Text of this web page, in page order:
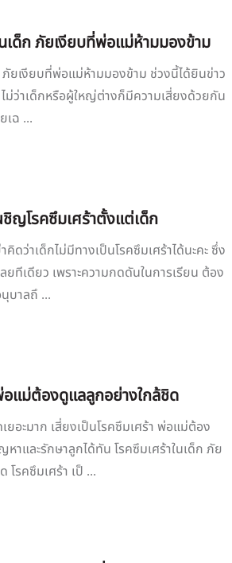
เด็ก ภัยเงียบที่พ่อแม่ห้ามมองข้าม
ยเงียบที่พ่อแม่ห้ามมองข้าม ช่วงนี้ได้ยินข่าว
ม่ว่าเด็กหรือผู้ใหญ่ต่างก็มีความเสี่ยงด้วยกัน
เฉ ...
ญโรคซึมเศร้าตั้งแต่เด็ก
ดว่าเด็กไม่มีทางเป็นโรคซึมเศร้าได้นะคะ ซึ่ง
ทีเดียว เพราะความกดดันในการเรียน ต้อง
บาลถึ ...
อแม่ต้องดูแลลูกอย่างใกล้ชิด
อะมาก เสี่ยงเป็นโรคซึมเศร้า พ่อแม่ต้อง
าและรักษาลูกได้ทัน โรคซึมเศร้าในเด็ก ภัย
รคซึมเศร้า เป็ ...